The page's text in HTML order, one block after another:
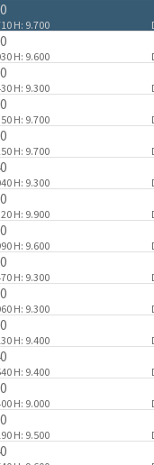
H: 9.700
H: 9.600
H: 9.300
H: 9.700
H: 9.700
H: 9.300
H: 9.900
H: 9.600
H: 9.300
H: 9.300
H: 9.400
H: 9.400
H: 9.000
H: 9.500